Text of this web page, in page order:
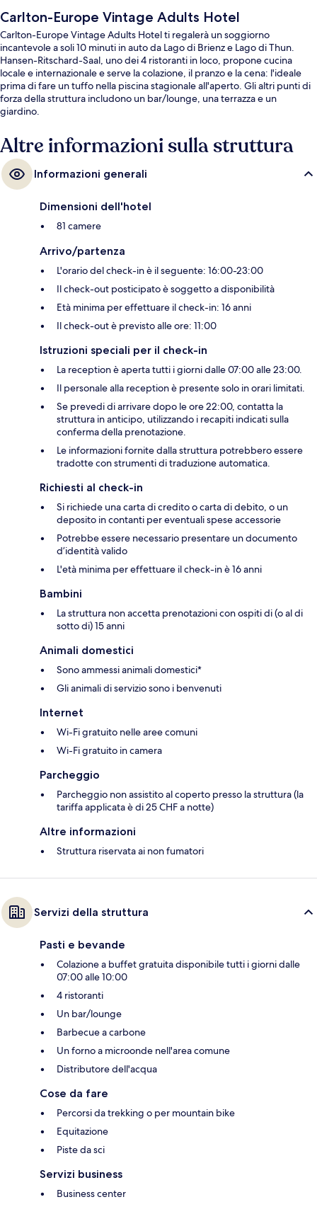
Carlton-Europe Vintage Adults Hotel
Carlton-Europe Vintage Adults Hotel ti regalerà un soggiorno
incantevole a soli 10 minuti in auto da Lago di Brienz e Lago di Thun.
Hansen-Ritschard-Saal, uno dei 4 ristoranti in loco, propone cucina
locale e internazionale e serve la colazione, il pranzo e la cena: l'ideale
prima di fare un tuffo nella piscina stagionale all'aperto. Gli altri punti di
forza della struttura includono un bar/lounge, una terrazza e un
giardino.
Altre informazioni sulla struttura
Informazioni generali
Dimensioni dell'hotel
81 camere
Arrivo/partenza
L'orario del check-in è il seguente: 16:00-23:00
Il check-out posticipato è soggetto a disponibilità
Età minima per effettuare il check-in: 16 anni
Il check-out è previsto alle ore: 11:00
Istruzioni speciali per il check-in
La reception è aperta tutti i giorni dalle 07:00 alle 23:00.
Il personale alla reception è presente solo in orari limitati.
Se prevedi di arrivare dopo le ore 22:00, contatta la
struttura in anticipo, utilizzando i recapiti indicati sulla
conferma della prenotazione.
Le informazioni fornite dalla struttura potrebbero essere
tradotte con strumenti di traduzione automatica.
Richiesti al check-in
Si richiede una carta di credito o carta di debito, o un
deposito in contanti per eventuali spese accessorie
Potrebbe essere necessario presentare un documento
d’identità valido
L'età minima per effettuare il check-in è 16 anni
Bambini
La struttura non accetta prenotazioni con ospiti di (o al di
sotto di) 15 anni
Animali domestici
Sono ammessi animali domestici*
Gli animali di servizio sono i benvenuti
Internet
Wi-Fi gratuito nelle aree comuni
Wi-Fi gratuito in camera
Parcheggio
Parcheggio non assistito al coperto presso la struttura (la
tariffa applicata è di 25 CHF a notte)
Altre informazioni
Struttura riservata ai non fumatori
Servizi della struttura
Pasti e bevande
Colazione a buffet gratuita disponibile tutti i giorni dalle
07:00 alle 10:00
4 ristoranti
Un bar/lounge
Barbecue a carbone
Un forno a microonde nell'area comune
Distributore dell'acqua
Cose da fare
Percorsi da trekking o per mountain bike
Equitazione
Piste da sci
Servizi business
Business center